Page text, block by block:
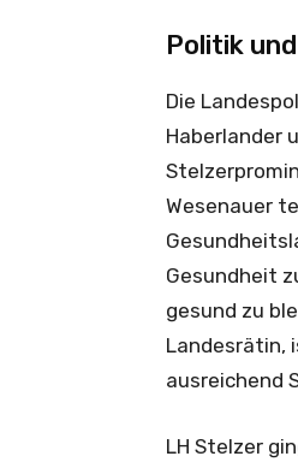
Politik
Die
Haberlander
Wesenauer
Gesundheit
gesund zu
Landesrätin,
ausreichend
LH Stelzer